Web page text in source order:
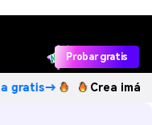
Probar gratis
Crea imágenes IA